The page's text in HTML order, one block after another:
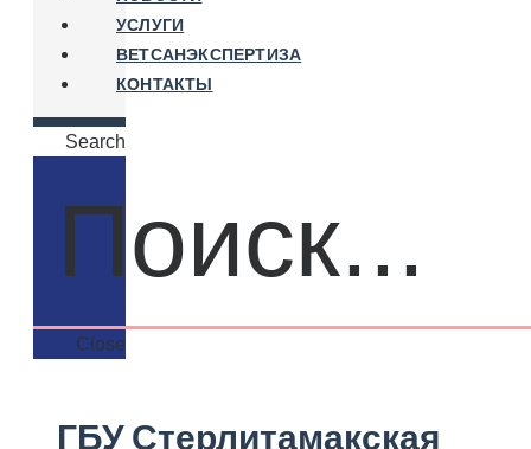
УСЛУГИ
ВЕТСАНЭКСПЕРТИЗА
КОНТАКТЫ
Search
Close
ГБУ Стерлитамакская